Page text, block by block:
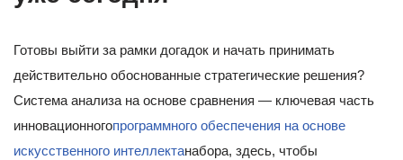
Готовы выйти за рамки догадок и начать принимать
действительно обоснованные стратегические решения?
Система анализа на основе сравнения — ключевая часть
инновационногопрограммного обеспечения на основе
искусственного интеллектанабора, здесь, чтобы